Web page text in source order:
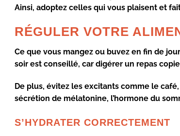
Ainsi, adoptez celles qui vous plaisent et
RÉGULER VOTRE
Ce que vous mangez ou buvez en fin de
soir est conseillé, car digérer un repas
De plus, évitez les excitants comme le
sécrétion de mélatonine, l’hormone du
S’HYDRATER CORRECTEMENT